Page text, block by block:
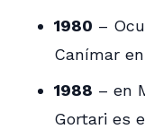
1980 –
Canímar
1988 – en
Gortari es